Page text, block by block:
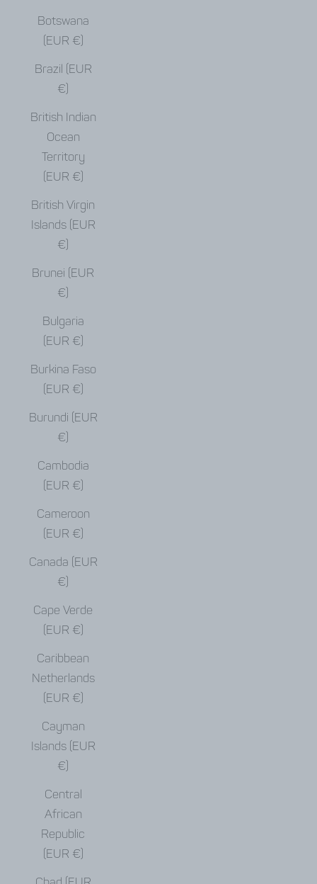
Botswana
(EUR €)
Brazil (EUR
€)
British Indian
Ocean
Territory
(EUR €)
British Virgin
Islands (EUR
€)
Brunei (EUR
€)
Bulgaria
(EUR €)
Burkina Faso
(EUR €)
Burundi (EUR
€)
Cambodia
(EUR €)
Cameroon
(EUR €)
Canada (EUR
€)
Cape Verde
(EUR €)
Caribbean
Netherlands
(EUR €)
Cayman
Islands (EUR
€)
Central
African
Republic
(EUR €)